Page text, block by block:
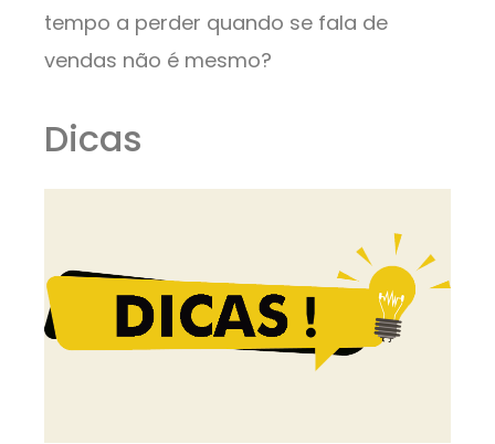
tempo a perder quando se fala de
vendas não é mesmo?
Dicas